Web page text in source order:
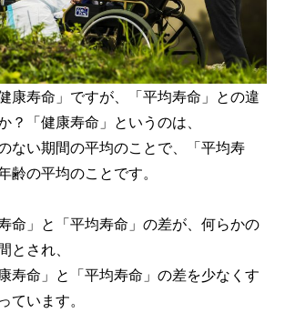
康寿命」ですが、「平均寿命」との違
？「健康寿命」というのは、
ない期間の平均のことで、「平均寿
齢の平均のことです。
命」と「平均寿命」の差が、何らかの
とされ、
寿命」と「平均寿命」の差を少なくす
ています。